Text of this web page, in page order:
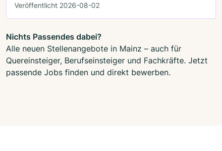
Veröffentlicht 2026-08-02
Nichts Passendes dabei?
Alle neuen Stellenangebote in Mainz – auch für
Quereinsteiger, Berufseinsteiger und Fachkräfte. Jetzt
passende Jobs finden und direkt bewerben.